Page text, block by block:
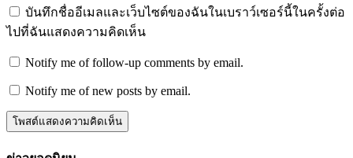
บันทึกชื่ออีเมลและเว็บไซต์ของฉันในเบราว์เซอร์นี้ในครั้งต่อ
ไปที่ฉันแสดงความคิดเห็น
Notify me of follow-up comments by email.
Notify me of new posts by email.